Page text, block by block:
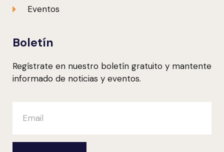
Eventos
Boletín
Regístrate en nuestro boletín gratuito y mantente
informado de noticias y eventos.